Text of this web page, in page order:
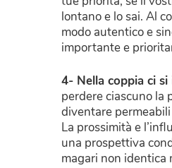
lontano e lo sai. Al
modo autentico e
importante e
4- Nella coppia ci
perdere ciascuno la
diventare permeabili
La prossimità e
una prospettiva
magari non identica